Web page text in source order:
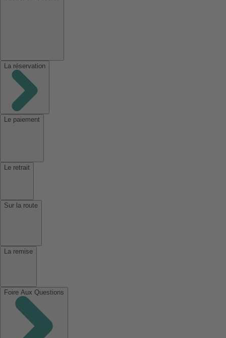
La réservation
Le paiement
Le retrait
Sur la route
La remise
Foire Aux Questions